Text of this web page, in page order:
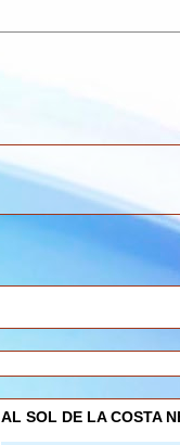
AL SOL DE LA COSTA